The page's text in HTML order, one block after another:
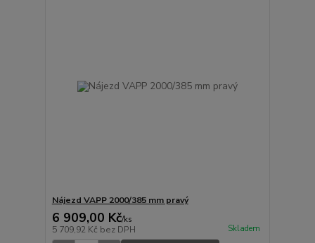
Nájezd VAPP 2000/385 mm pravý
6 909,00 Kč/ks
5 709,92 Kč bez DPH Skladem